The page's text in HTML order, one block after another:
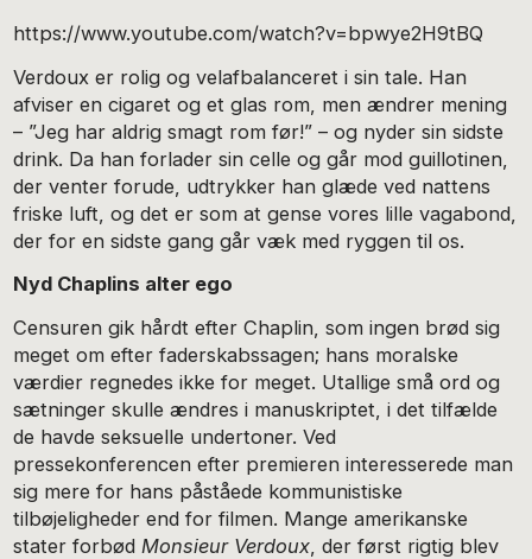
https://www.youtube.com/watch?v=bpwye2H9tBQ
Verdoux er rolig og velafbalanceret i sin tale. Han
afviser en cigaret og et glas rom, men ændrer mening
– ”Jeg har aldrig smagt rom før!” – og nyder sin sidste
drink. Da han forlader sin celle og går mod guillotinen,
der venter forude, udtrykker han glæde ved nattens
friske luft, og det er som at gense vores lille vagabond,
der for en sidste gang går væk med ryggen til os.
Nyd Chaplins alter ego
Censuren gik hårdt efter Chaplin, som ingen brød sig
meget om efter faderskabssagen; hans moralske
værdier regnedes ikke for meget. Utallige små ord og
sætninger skulle ændres i manuskriptet, i det tilfælde
de havde seksuelle undertoner. Ved
pressekonferencen efter premieren interesserede man
sig mere for hans påståede kommunistiske
tilbøjeligheder end for filmen. Mange amerikanske
stater forbød Monsieur Verdoux , der først rigtig blev